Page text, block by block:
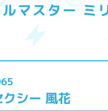
マスター ミ
シー 風花